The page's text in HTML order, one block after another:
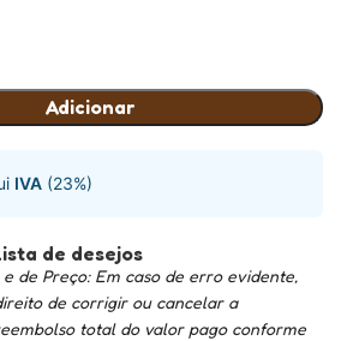
Adicionar
IVA (23%)
de desejos
de Preço: Em caso de erro evidente,
de corrigir ou cancelar a
total do valor pago conforme